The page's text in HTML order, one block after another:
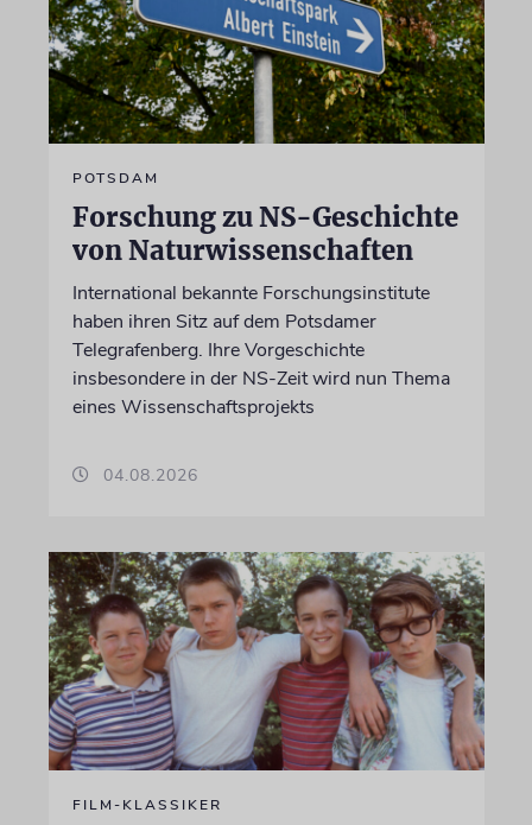
POTSDAM
Forschung zu NS-Geschichte
von Naturwissenschaften
International bekannte Forschungsinstitute
haben ihren Sitz auf dem Potsdamer
Telegrafenberg. Ihre Vorgeschichte
insbesondere in der NS-Zeit wird nun Thema
eines Wissenschaftsprojekts
04.08.2026
FILM-KLASSIKER